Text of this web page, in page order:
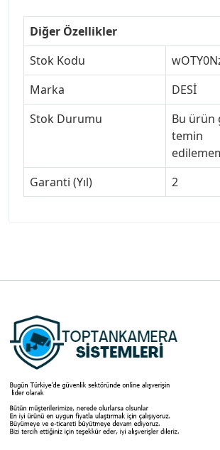
Diğer Özellikler
Stok Kodu
Marka
DESİ
Stok Durumu
Bu ürün
temin
Garanti (Yıl)
2